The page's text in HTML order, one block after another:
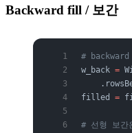
Backward fill / 보간
#
w_back =
filled =
# 선형 보간